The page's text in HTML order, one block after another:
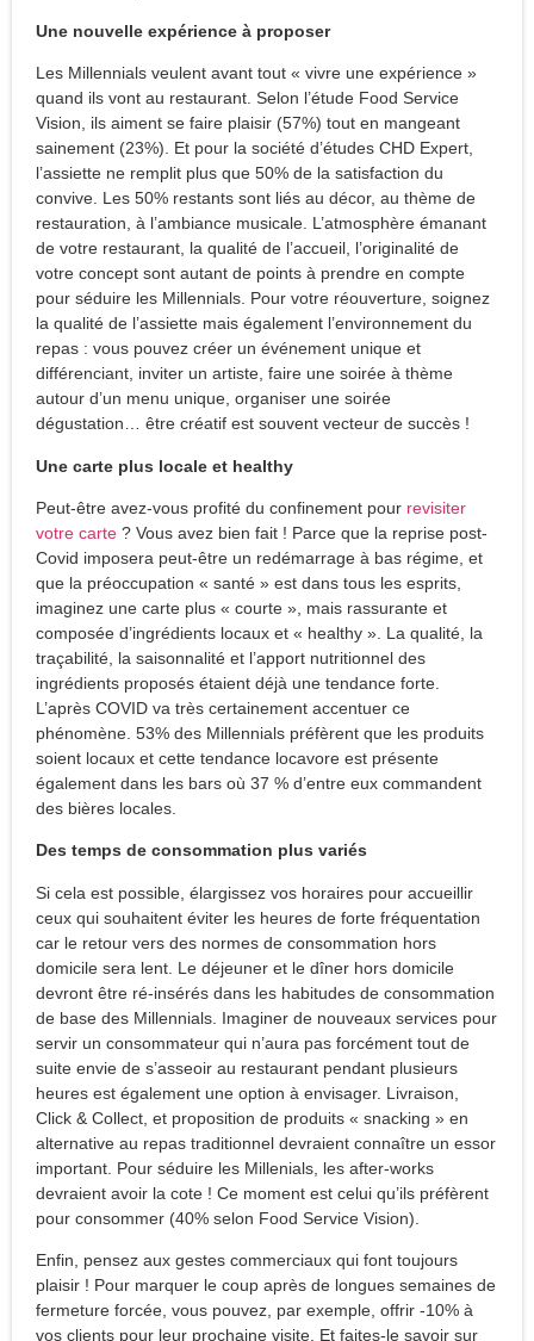
Une nouvelle expérience à proposer
Les Millennials veulent avant tout « vivre une expérience »
quand ils vont au restaurant. Selon l’étude Food Service
Vision, ils aiment se faire plaisir (57%) tout en mangeant
sainement (23%). Et pour la société d’études CHD Expert,
l’assiette ne remplit plus que 50% de la satisfaction du
convive. Les 50% restants sont liés au décor, au thème de
restauration, à l’ambiance musicale. L’atmosphère émanant
de votre restaurant, la qualité de l’accueil, l’originalité de
votre concept sont autant de points à prendre en compte
pour séduire les Millennials. Pour votre réouverture, soignez
la qualité de l’assiette mais également l’environnement du
repas : vous pouvez créer un événement unique et
différenciant, inviter un artiste, faire une soirée à thème
autour d’un menu unique, organiser une soirée
dégustation… être créatif est souvent vecteur de succès !
Une carte plus locale et healthy
Peut-être avez-vous profité du confinement pour revisiter
votre carte ? Vous avez bien fait ! Parce que la reprise post-
Covid imposera peut-être un redémarrage à bas régime, et
que la préoccupation « santé » est dans tous les esprits,
imaginez une carte plus « courte », mais rassurante et
composée d’ingrédients locaux et « healthy ». La qualité, la
traçabilité, la saisonnalité et l’apport nutritionnel des
ingrédients proposés étaient déjà une tendance forte.
L’après COVID va très certainement accentuer ce
phénomène. 53% des Millennials préfèrent que les produits
soient locaux et cette tendance locavore est présente
également dans les bars où 37 % d’entre eux commandent
des bières locales.
Des temps de consommation plus variés
Si cela est possible, élargissez vos horaires pour accueillir
ceux qui souhaitent éviter les heures de forte fréquentation
car le retour vers des normes de consommation hors
domicile sera lent. Le déjeuner et le dîner hors domicile
devront être ré-insérés dans les habitudes de consommation
de base des Millennials. Imaginer de nouveaux services pour
servir un consommateur qui n’aura pas forcément tout de
suite envie de s’asseoir au restaurant pendant plusieurs
heures est également une option à envisager. Livraison,
Click & Collect, et proposition de produits « snacking » en
alternative au repas traditionnel devraient connaître un essor
important. Pour séduire les Millenials, les after-works
devraient avoir la cote ! Ce moment est celui qu’ils préfèrent
pour consommer (40% selon Food Service Vision).
Enfin, pensez aux gestes commerciaux qui font toujours
plaisir ! Pour marquer le coup après de longues semaines de
fermeture forcée, vous pouvez, par exemple, offrir -10% à
vos clients pour leur prochaine visite. Et faites-le savoir sur